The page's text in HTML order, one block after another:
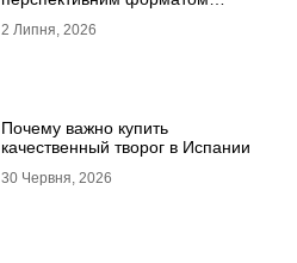
2 Липня, 2026
Почему важно купить
качественный творог в Испании
30 Червня, 2026